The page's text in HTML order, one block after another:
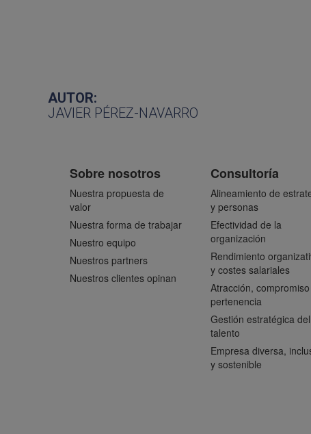
AUTOR:
JAVIER PÉREZ-NAVARRO
Sobre nosotros
Nuestra propuesta de
valor
Nuestra forma de trabajar
Nuestro equipo
Nuestros partners
Nuestros clientes opinan
Consultoría
Alineamiento de
y personas
Efectividad de la
organización
Rendimiento
y costes salariales
Atracción,
pertenencia
Gestión estratégica del
talento
Empresa diversa,
y sostenible